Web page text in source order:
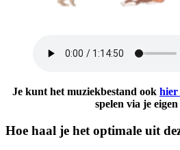
Je kunt het muziekbestand ook hier
spelen via je
Hoe haal je het optimale uit